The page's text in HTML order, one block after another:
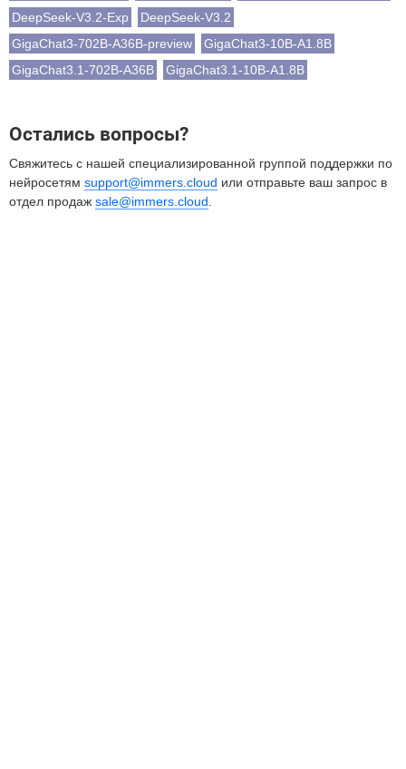
DeepSeek-V3.2-Exp
DeepSeek-V3.2
GigaChat3-702B-A36B-preview
GigaChat3-10B-A1.8B
GigaChat3.1-702B-A36B
GigaChat3.1-10B-A1.8B
Остались вопросы?
Свяжитесь с нашей специализированной группой поддержки по
нейросетям support@immers.cloud или отправьте ваш запрос в
отдел продаж sale@immers.cloud